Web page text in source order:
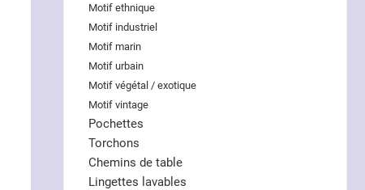
Motif ethnique
Motif industriel
Motif marin
Motif urbain
Motif végétal / exotique
Motif vintage
Pochettes
Torchons
Chemins de table
Lingettes lavables